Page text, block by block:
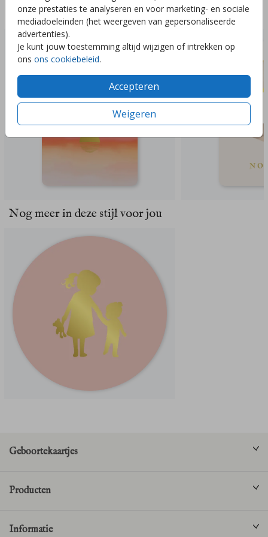
onze prestaties te analyseren en voor marketing- en sociale
mediadoeleinden (het weergeven van gepersonaliseerde
advertenties).
Je kunt jouw toestemming altijd wijzigen of intrekken op
ons ons cookiebeleid.
Accepteren
Weigeren
Deze ontwerpen vind je misschien ook leuk
Nog meer in deze stijl voor jou
Geboortekaartjes
Producten
Informatie